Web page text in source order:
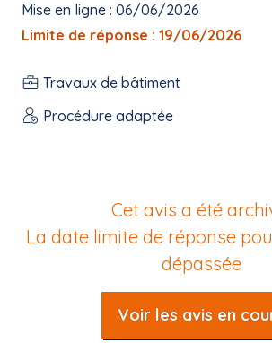
Mise en ligne : 06/06/2026
Limite de réponse : 19/06/2026
Travaux de bâtiment
Procédure adaptée
Cet avis a été
La date limite de réponse
dépassée
Voir les avis en